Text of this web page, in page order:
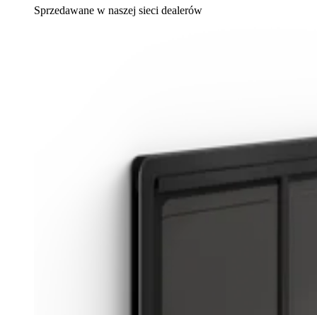
Sprzedawane w naszej sieci dealerów